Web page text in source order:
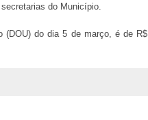
do Município.
(DOU) do dia 5 de março, é de R$